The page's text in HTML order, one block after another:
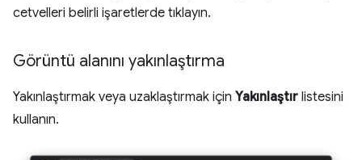
cetvelleri belirli işaretlerde tıklayın.
Görüntü alanını yakınlaştırma
Yakınlaştırmak veya uzaklaştırmak için Yakınlaştır listesini
kullanın.